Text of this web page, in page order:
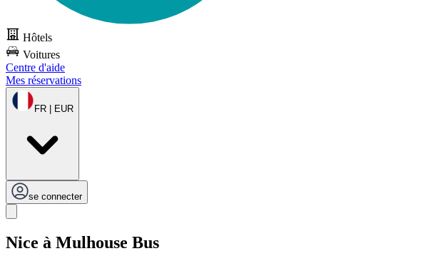
Hôtels
Voitures
Centre d'aide
Mes réservations
FR | EUR
se connecter
Nice à Mulhouse Bus